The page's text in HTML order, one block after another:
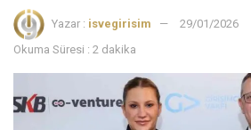
Yazar : isvegirisim
29/01/2026
Okuma Süresi : 2 dakika